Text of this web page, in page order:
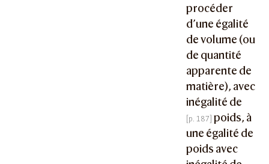
procéder
d’une égalité
de volume (ou
de quantité
apparente de
matière), avec
inégalité de
poids, à
une égalité de
poids avec